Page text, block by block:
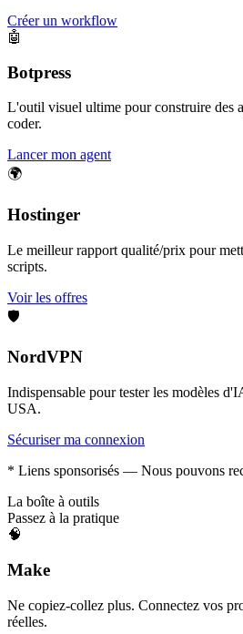
Créer un workflow
🤖
Botpress
L'outil visuel ultime pour construire des
coder.
Lancer mon agent
🌍
Hostinger
Le meilleur rapport qualité/prix pour
scripts.
Voir les offres
🛡️
NordVPN
Indispensable pour tester les modèles
USA.
Sécuriser ma connexion
* Liens sponsorisés — Nous pouvons
La boîte à outils
Passez à la pratique
🧠
Make
Ne copiez-collez plus. Connectez vos
réelles.